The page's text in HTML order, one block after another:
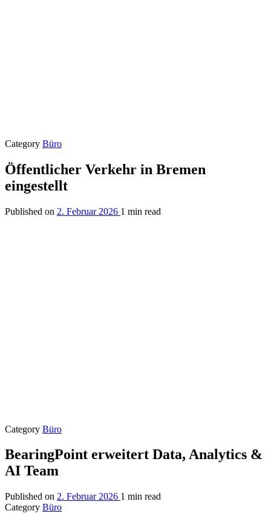
Category Büro
Öffentlicher Verkehr in Bremen
eingestellt
Published on 2. Februar 2026 1 min read
Category Büro
BearingPoint erweitert Data, Analytics &
AI Team
Published on 2. Februar 2026 1 min read
Category Büro